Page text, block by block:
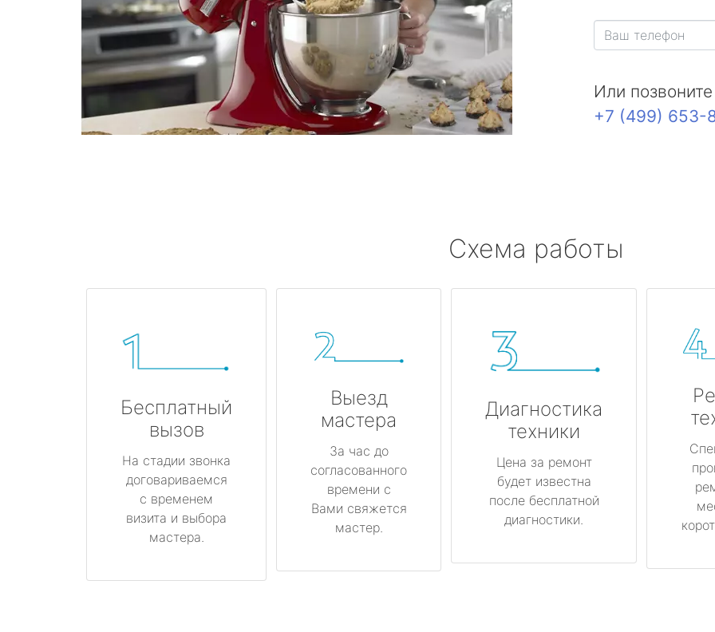
Или
+7 (499) 653-
Схема работы
Бесплатный
вызов
На стадии звонка
договариваемся
с временем
визита и выбора
мастера.
Выезд
мастера
За час до
согласованного
времени с
Вами свяжется
мастер.
Диагностика
техники
Цена за ремонт
будет известна
после бесплатной
диагностики.